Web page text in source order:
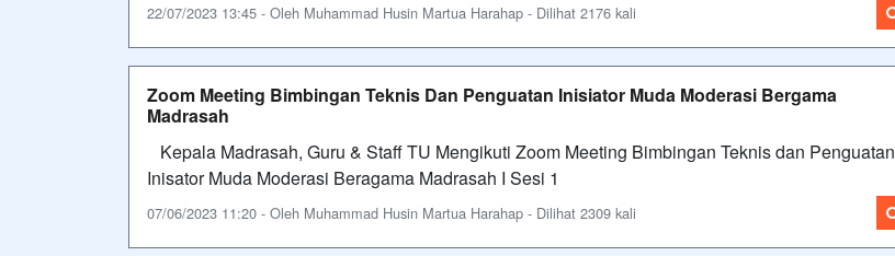
22/07/2023 13:45 - Oleh Muhammad Husin Martua Harahap - Dilihat 2176 kali
Zoom Meeting Bimbingan Teknis Dan Penguatan Inisiator Muda Moderasi Bergama
Madrasah
Kepala Madrasah, Guru & Staff TU Mengikuti Zoom Meeting Bimbingan Teknis dan Penguatan
Inisator Muda Moderasi Beragama Madrasah I Sesi 1
07/06/2023 11:20 - Oleh Muhammad Husin Martua Harahap - Dilihat 2309 kali